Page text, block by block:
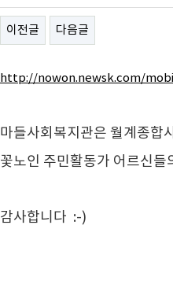
이전글 다음글
http://nowon.newsk.com/
마들사회복지관은 월계종합
꽃노인 주민활동가 어르신
감사합니다 :-)